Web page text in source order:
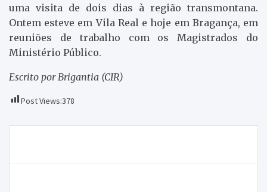
uma visita de dois dias à região transmontana.
Ontem esteve em Vila Real e hoje em Bragança, em
reuniões de trabalho com os Magistrados do
Ministério Público.
Escrito por Brigantia (CIR)
Post Views:378